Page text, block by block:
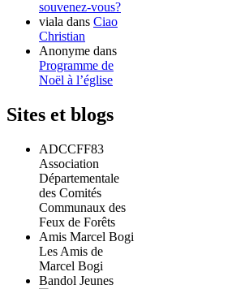
souvenez-vous?
viala dans Ciao
Christian
Anonyme dans
Programme de
Noël à l’église
Sites et blogs
ADCCFF83
Association
Départementale
des Comités
Communaux des
Feux de Forêts
Amis Marcel Bogi
Les Amis de
Marcel Bogi
Bandol Jeunes